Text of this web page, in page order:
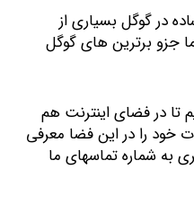
در گوگل بسیاری از
جزو برترین های گوگل
در فضای اینترنت هم
را در این فضا معرفی
به شماره تماسهای ما